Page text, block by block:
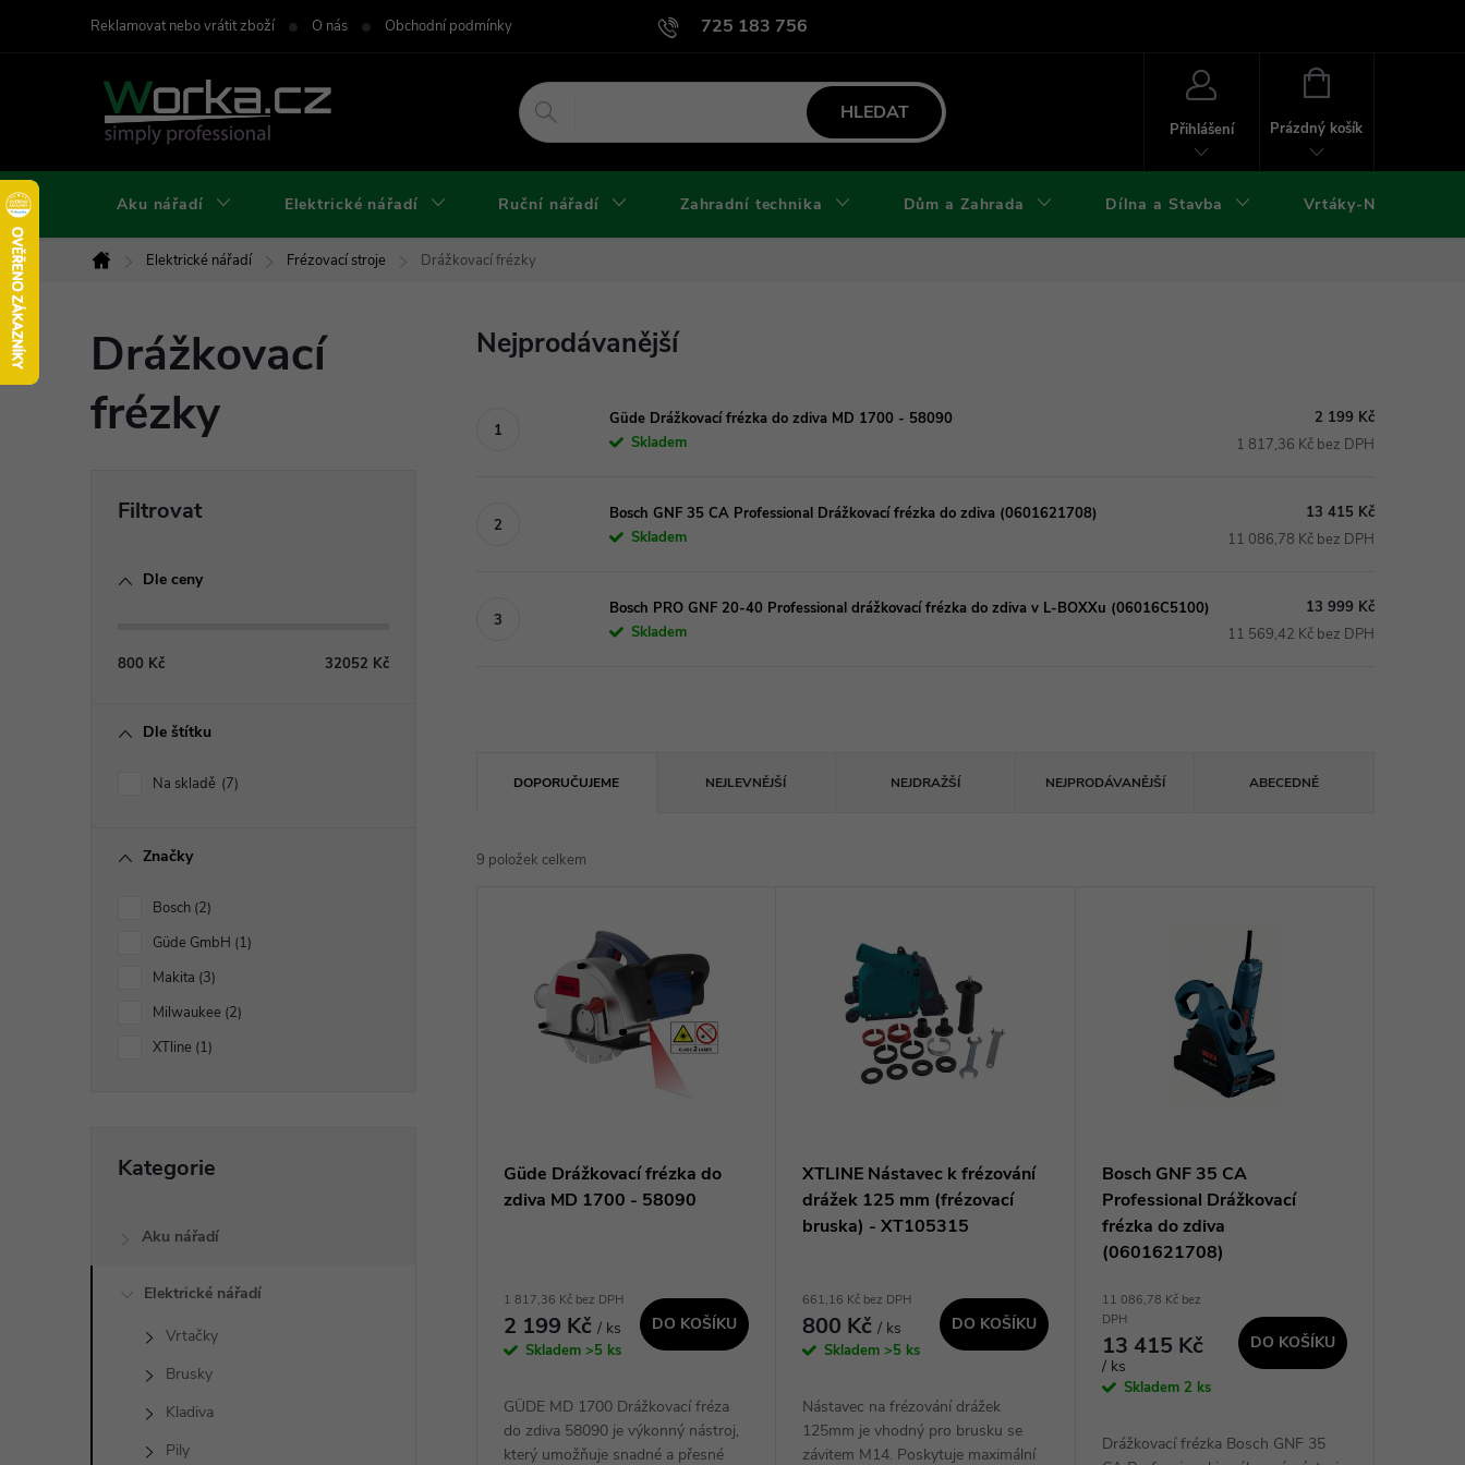
725 183 756
Reklamovat nebo vrátit zboží O nás Obchodní podmínky Podmínky užití webu Podmínky ochrany osobních údajů a cookies
HLEDAT
Přihlášení
NÁKUPNÍ
Prázdný košík
Aku nářadí Elektrické nářadí Ruční nářadí Zahradní technika Dům a Zahrada Dílna a Stavba Vrtáky-Nástroje
Domů
Elektrické nářadí Frézovací stroje Drážkovací frézky
Drážkovací
frézky
Dle ceny
800 Kč 32052 Kč
Dle štítku
Na skladě 7
Značky
Bosch 2
Güde GmbH 1
Makita 3
Milwaukee 2
XTline 1
kategorie
Kategorie
Aku nářadí
Elektrické nářadí
Vrtačky
Brusky
Kladiva
Pily
Nejprodávanější
Güde Drážkovací frézka do zdiva MD 1700 - 58090
Skladem
2 199 Kč
1 817,36 Kč bez DPH
Bosch GNF 35 CA Professional Drážkovací frézka do zdiva (0601621708)
Skladem
13 415 Kč
11 086,78 Kč bez DPH
Bosch PRO GNF 20-40 Professional drážkovací frézka do zdiva v L-BOXXu (06016C5100)
Skladem
13 999 Kč
11 569,42 Kč bez DPH
z
DOPORUČUJEME NEJLEVNĚJŠÍ NEJDRAŽŠÍ NEJPRODÁVANĚJŠÍ ABECEDNĚ
9 položek celkem
Güde Drážkovací frézka do
zdiva MD 1700 - 58090
1 817,36 Kč bez DPH
2 199 Kč / ks
Skladem >5 ks
DO KOŠÍKU
GÜDE MD 1700 Drážkovací fréza
do zdiva 58090 je výkonný nástroj,
který umožňuje snadné a přesné
XTLINE Nástavec k frézování
drážek 125 mm (frézovací
bruska) - XT105315
661,16 Kč bez DPH
800 Kč/ ks
Skladem>5 ks
DO KOŠÍKU
Nástavec na frézování drážek
125mm je vhodný pro brusku se
závitem M14. Poskytuje maximální
Bosch GNF 35 CA
Professional Drážkovací
frézka do zdiva
(0601621708)
11 086,78 Kč bez
DPH
13 415 Kč
/ ks
Skladem 2 ks
DO KOŠÍKU
Drážkovací frézka Bosch GNF 35